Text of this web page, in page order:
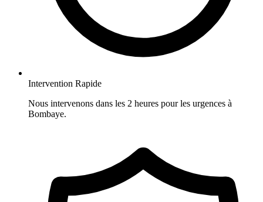
Intervention Rapide
Nous intervenons dans les 2 heures pour les urgences à
Bombaye.